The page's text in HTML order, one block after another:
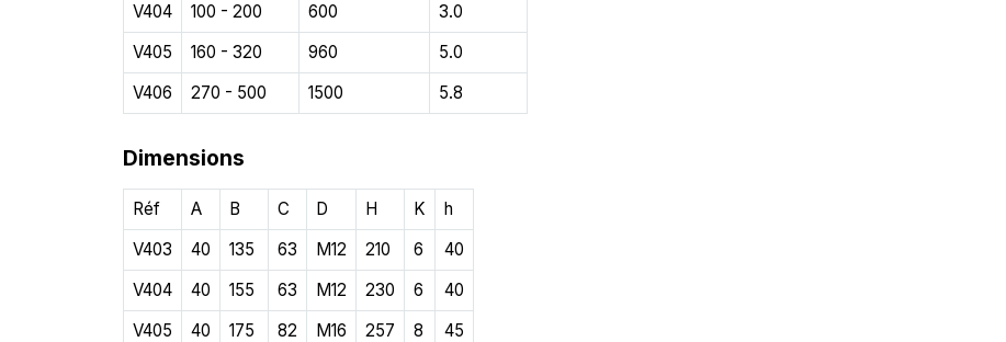
V404
100 - 200 600
3.0
V405
160 - 320 960
5.0
V406
270 - 500 1500 5.8
Dimensions
Réf A B C D H K
h
V403
40 135 63 M12 210 6
40
V404
40 155 63 M12 230 6
40
V405
40 175 82 M16 257 8
45